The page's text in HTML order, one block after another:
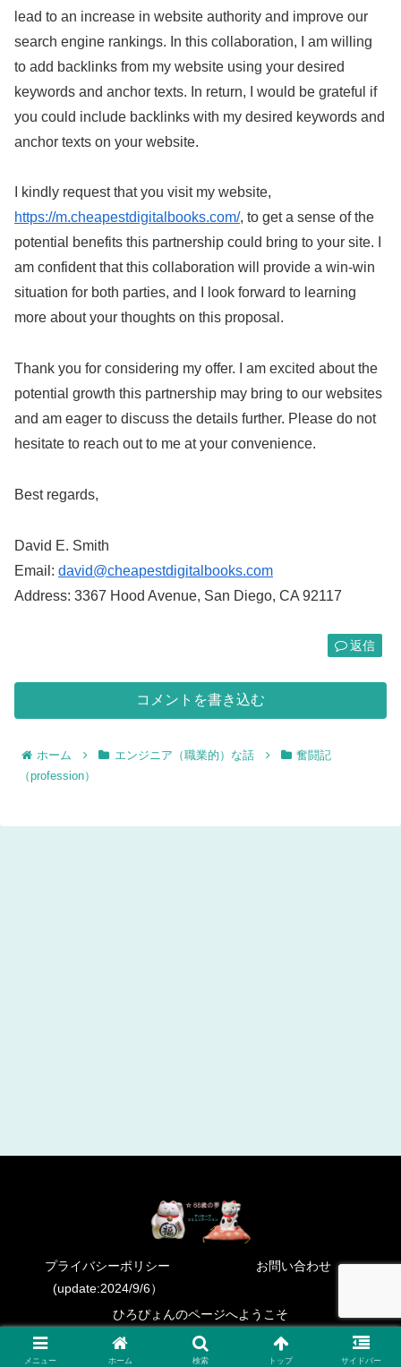
lead to an increase in website authority and improve our
search engine rankings. In this collaboration, I am willing
to add backlinks from my website using your desired
keywords and anchor texts. In return, I would be grateful if
you could include backlinks with my desired keywords and
anchor texts on your website.
I kindly request that you visit my website,
https://m.cheapestdigitalbooks.com/, to get a sense of the
potential benefits this partnership could bring to your site. I
am confident that this collaboration will provide a win-win
situation for both parties, and I look forward to learning
more about your thoughts on this proposal.
Thank you for considering my offer. I am excited about the
potential growth this partnership may bring to our websites
and am eager to discuss the details further. Please do not
hesitate to reach out to me at your convenience.
Best regards,
David E. Smith
Email: david@cheapestdigitalbooks.com
Address: 3367 Hood Avenue, San Diego, CA 92117
返信
コメントを書き込む
ホーム エンジニア（職業的）な話
奮闘記
（profession）
プライバシーポリシー
(update:2024/9/6）
お問い合わせ
ひろぴょんのページへようこそ
Copyright © 2023 ６８歳の夢 All Rights Reserved.
メニュー ホーム 検索 トップ サイドバー